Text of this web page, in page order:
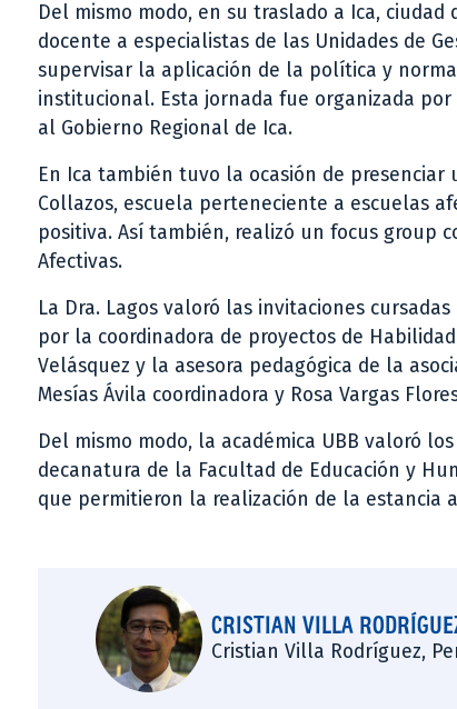
Del mismo modo, en su traslado a Ica,
docente a especialistas de las Unidades de
supervisar la aplicación de la política y
institucional. Esta jornada fue organizada por
al Gobierno Regional de Ica.
En Ica también tuvo la ocasión de
Collazos, escuela perteneciente a escuelas
positiva. Así también, realizó un focus group
Afectivas.
La Dra. Lagos valoró las invitaciones
por la coordinadora de proyectos de
Velásquez y la asesora pedagógica de la
Mesías Ávila coordinadora y Rosa Vargas
Del mismo modo, la académica UBB valoró
decanatura de la Facultad de Educación y
que permitieron la realización de la estancia
CRISTIAN VILLA
Cristian Villa Rodríguez,